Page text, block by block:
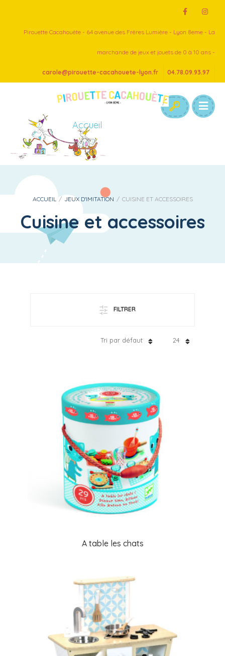
Pirouette Cacahouète - 64 avenue des Frères Lumière - Lyon 8eme - La
marchande de jeux et jouets de 0 à 10 ans -
carole@pirouette-cacahouete-lyon.fr 04.78.09.93.97
Accueil
ACCUEIL / JEUX D'IMITATION / CUISINE ET ACCESSOIRES
Cuisine et accessoires
FILTRER
24
Tri par défaut
A table les chats